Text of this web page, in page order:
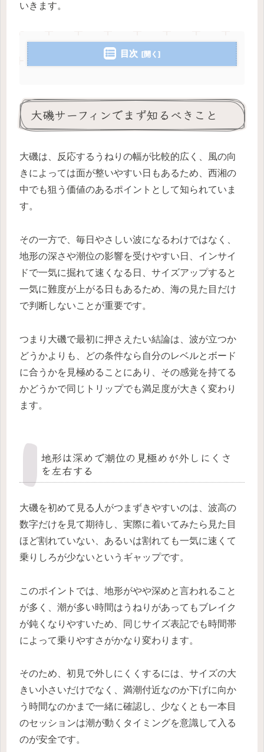
いきます。
目次
大磯サーフィンでまず知るべきこと
大磯は、反応するうねりの幅が比較的広く、風の向
きによっては面が整いやすい日もあるため、西湘の
中でも狙う価値のあるポイントとして知られていま
す。
その一方で、毎日やさしい波になるわけではなく、
地形の深さや潮位の影響を受けやすい日、インサイ
ドで一気に掘れて速くなる日、サイズアップすると
一気に難度が上がる日もあるため、海の見た目だけ
で判断しないことが重要です。
つまり大磯で最初に押さえたい結論は、波が立つか
どうかよりも、どの条件なら自分のレベルとボード
に合うかを見極めることにあり、その感覚を持てる
かどうかで同じトリップでも満足度が大きく変わり
ます。
地形は深めで潮位の見極めが外しにくさ
を左右する
大磯を初めて見る人がつまずきやすいのは、波高の
数字だけを見て期待し、実際に着いてみたら見た目
ほど割れていない、あるいは割れても一気に速くて
乗りしろが少ないというギャップです。
このポイントでは、地形がやや深めと言われること
が多く、潮が多い時間はうねりがあってもブレイク
が鈍くなりやすいため、同じサイズ表記でも時間帯
によって乗りやすさがかなり変わります。
そのため、初見で外しにくくするには、サイズの大
きい小さいだけでなく、満潮付近なのか下げに向か
う時間なのかまで一緒に確認し、少なくとも一本目
のセッションは潮が動くタイミングを意識して入る
のが安全です。